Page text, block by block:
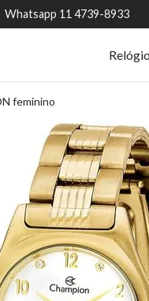
Whatsapp 11 4739-8933
feminino